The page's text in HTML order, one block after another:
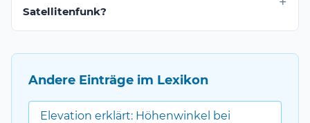
Satellitenfunk?
Andere Einträge im Lexikon
Elevation erklärt: Höhenwinkel bei